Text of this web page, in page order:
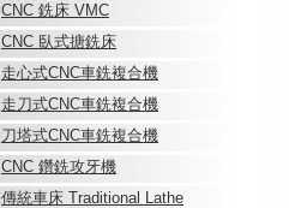
CNC 銑床 VMC
CNC 臥式搪銑床
走心式CNC車銑複合機
走刀式CNC車銑複合機
刀塔式CNC車銑複合機
CNC 鑽銑攻牙機
傳統車床 Traditional Lathe